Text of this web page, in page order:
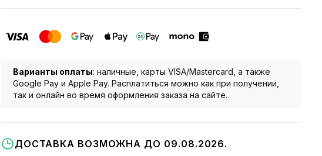
Варианты оплаты: наличные, карты VISA/Mastercard, а также
Google Pay и Apple Pay. Расплатиться можно как при получении,
так и онлайн во время оформления заказа на сайте.
ДОСТАВКА ВОЗМОЖНА ДО 09.08.2026.